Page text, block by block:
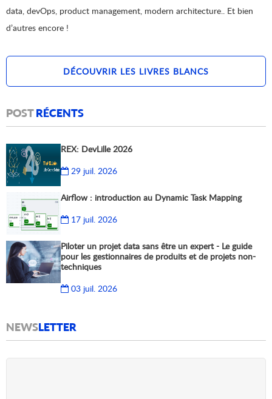
data, devOps, product management, modern architecture.. Et bien
d’autres encore !
DÉCOUVRIR LES LIVRES BLANCS
POSTRÉCENTS
REX: DevLille 2026
29 juil. 2026
Airflow : introduction au Dynamic Task Mapping
17 juil. 2026
Piloter un projet data sans être un expert - Le guide
pour les gestionnaires de produits et de projets non-
techniques
03 juil. 2026
NEWSLETTER